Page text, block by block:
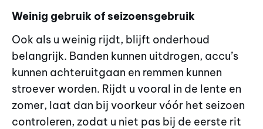
Weinig gebruik of seizoensgebruik
Ook als u weinig rijdt, blijft onderhoud
belangrijk. Banden kunnen uitdrogen, accu’s
kunnen achteruitgaan en remmen kunnen
stroever worden. Rijdt u vooral in de lente en
zomer, laat dan bij voorkeur vóór het seizoen
controleren, zodat u niet pas bij de eerste rit